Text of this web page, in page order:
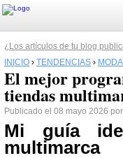
¿Los artículos de tu blog
INICIO › TENDENCIAS › MODA
El mejor
tiendas
Publicado el 08 mayo 2026 por
Mi guía
multimarca